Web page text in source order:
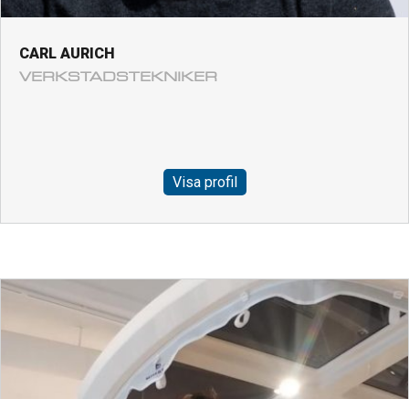
CARL AURICH
VERKSTADSTEKNIKER
Visa profil